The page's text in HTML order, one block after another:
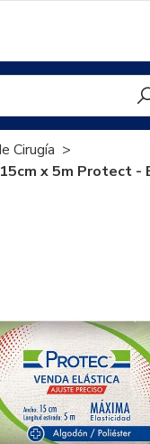
Cirugía
x 5m Protect -